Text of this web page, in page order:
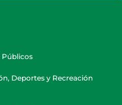
Públicos
Deportes y Recreación